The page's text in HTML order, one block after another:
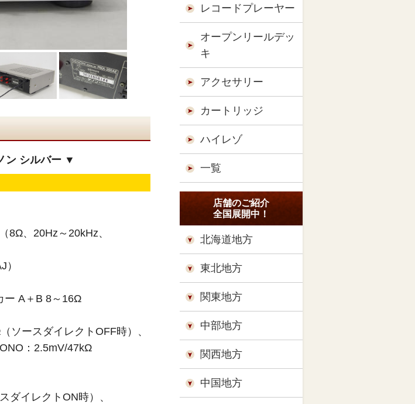
ン シルバー ▼
8Ω、20Hz～20kHz、
ー A＋B 8～16Ω
ソースダイレクトOFF時）、
：2.5mV/47kΩ
ダイレクトON時）、
レコードプレーヤー
オープンリールデッ
キ
アクセサリー
カートリッジ
ハイレゾ
一覧
店舗のご紹介
全国展開中！
北海道地方
東北地方
関東地方
中部地方
関西地方
中国地方